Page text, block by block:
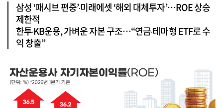
삼성 ‘패시브 편중’‧미래에셋 ‘해외 대체투자’…ROE 상승
제한적
한투‧KB운용, 가벼운 자본 구조…“연금‧테마형 ETF로 수
익 창출”